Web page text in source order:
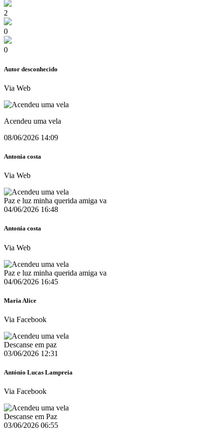
2
0
0
Autor desconhecido
Via Web
Acendeu uma vela
08/06/2026 14:09
Antonia costa
Via Web
Paz e luz minha querida amiga va
04/06/2026 16:48
Antonia costa
Via Web
Paz e luz minha querida amiga va
04/06/2026 16:45
Maria Alice
Via Facebook
Descanse em paz
03/06/2026 12:31
António Lucas Lampreia
Via Facebook
Descanse em Paz
03/06/2026 06:55